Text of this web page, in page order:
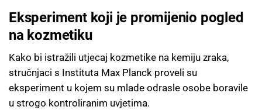
Eksperiment koji je promijenio pogled
na kozmetiku
Kako bi istražili utjecaj kozmetike na kemiju zraka,
stručnjaci s Instituta Max Planck proveli su
eksperiment u kojem su mlade odrasle osobe boravile
u strogo kontroliranim uvjetima.